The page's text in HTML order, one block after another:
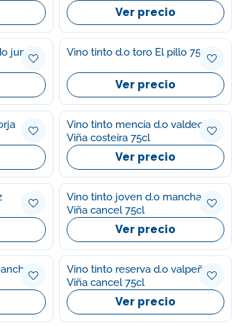
Ver precio
jumilla
Vino tinto d.o toro El pillo 75cl
Ver precio
Vino tinto mencía d.o valdeorras
Viña costeira 75cl
Ver precio
Vino tinto joven d.o mancha
Viña cancel 75cl
Ver precio
Vino tinto reserva d.o valpeñas
Viña cancel 75cl
Ver precio